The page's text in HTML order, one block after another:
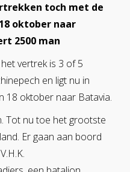
toch met de
oktober naar
2500 man
vertrek is 3 of 5
en ligt nu in
18 oktober naar Batavia.
Tot nu toe het grootste
Er gaan aan boord